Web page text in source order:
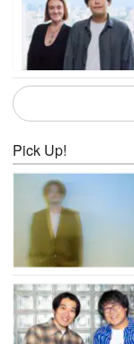
Pick Up!